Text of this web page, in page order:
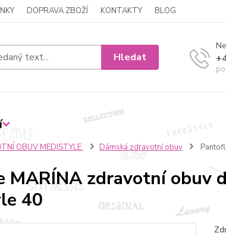
DOPRAVA ZBOŽÍ KONTAKTY BLOG
Hledat
OBUV MEDISTYLE Dámská zdravotní obuv
MARÍNA zdravotní obuv
40